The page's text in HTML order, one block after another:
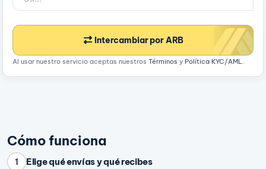
Intercambiar por ARB
Al usar nuestro servicio aceptas nuestros Términos y Política KYC/AML.
Cómo funciona
1 Elige qué envías y qué recibes